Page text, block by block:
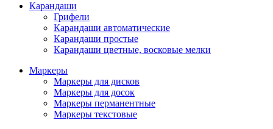
Карандаши
Грифели
Карандаши автоматические
Карандаши простые
Карандаши цветные, восковые мелки
Маркеры
Маркеры для дисков
Маркеры для досок
Маркеры перманентные
Маркеры текстовые